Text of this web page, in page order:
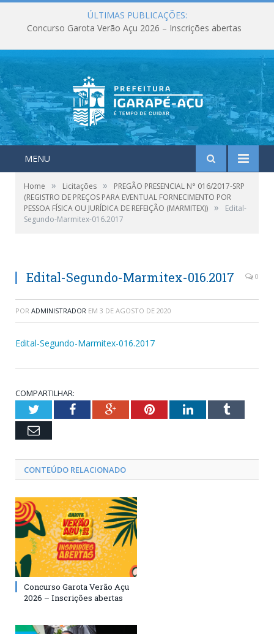
ÚLTIMAS PUBLICAÇÕES:
Concurso Garota Verão Açu 2026 – Inscrições abertas
MENU
Home » Licitações »
PREGÃO PRESENCIAL N° 016/2017-SRP
(REGISTRO DE PREÇOS PARA EVENTUAL FORNECIMENTO POR
PESSOA FÍSICA OU JURÍDICA DE REFEIÇÃO (MARMITEX)) »
Edital-
Segundo-Marmitex-016.2017
Edital-Segundo-Marmitex-016.2017 0
POR ADMINISTRADOR EM 3 DE AGOSTO DE 2020
Edital-Segundo-Marmitex-016.2017
COMPARTILHAR:
TwitterFacebookGoogle+PinterestLinkedInTumblr
Email
CONTEÚDO RELACIONADO
Concurso Garota Verão Açu
2026 – Inscrições abertas